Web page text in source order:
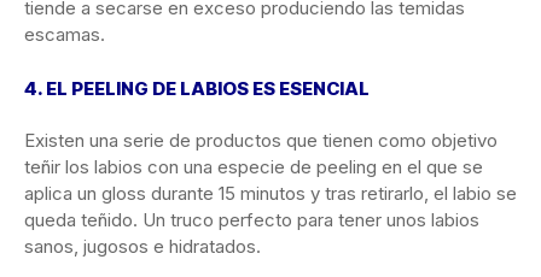
tiende a secarse en exceso produciendo las temidas
escamas.
4. EL PEELING DE LABIOS ES ESENCIAL
Existen una serie de productos que tienen como objetivo
teñir los labios con una especie de peeling en el que se
aplica un gloss durante 15 minutos y tras retirarlo, el labio se
queda teñido. Un truco perfecto para tener unos labios
sanos, jugosos e hidratados.